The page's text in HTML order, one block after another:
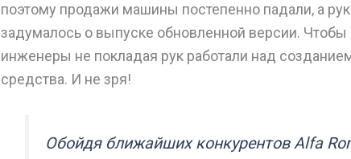
поэтому продажи машины постепенно падали, а
задумалось о выпуске обновленной версии.
инженеры не покладая рук работали над
средства. И не зря!
Обойдя ближайших конкурентов Alfa